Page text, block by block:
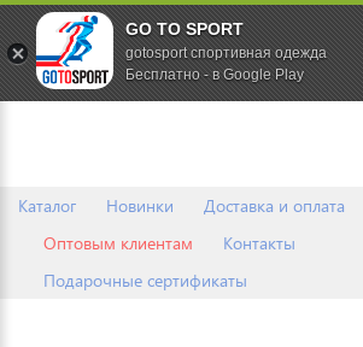
Каталог Новинки Доставка и оплата
Оптовым клиентам
Контакты
Подарочные сертификаты
GO TO SPORT
gotosport спортивная одежда
Бесплатно - в Google Play